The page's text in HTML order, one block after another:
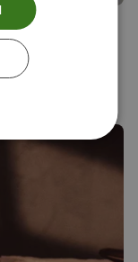
Speichern
Nudelsalat
Rose
Happy Plates